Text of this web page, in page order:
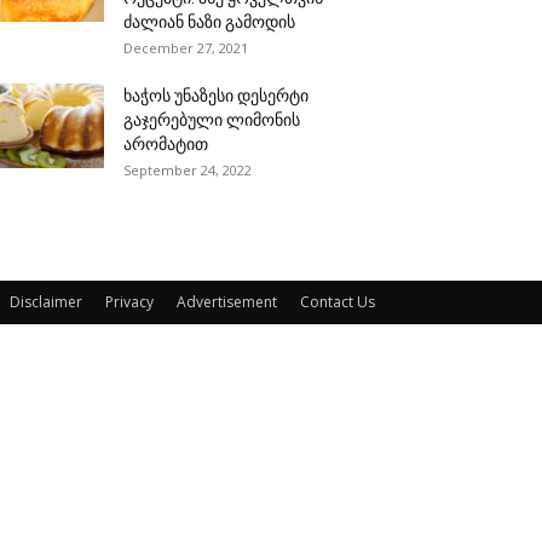
ძალიან ნაზი გამოდის
December 27, 2021
ხაჭოს უნაზესი დესერტი
გაჯერებული ლიმონის
არომატით
September 24, 2022
Disclaimer Privacy Advertisement Contact Us